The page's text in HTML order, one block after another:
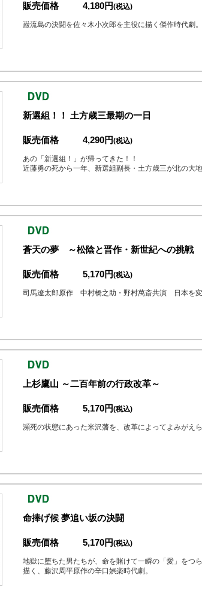
販売価格 4,180円(税込)
巌流島の決闘を佐々木小次郎を主役に描く傑作時代劇。
新選組！！ 土方歳三最期の一日
販売価格 4,290円(税込)
あの「新選組！」が帰ってきた！！
近藤勇の死から一年、新選組副長・土方歳三が北の大
蒼天の夢 ～松陰と晋作・新世紀への挑戦
販売価格 5,170円(税込)
司馬遼太郎原作 中村橋之助・野村萬斎共演 日本を
上杉鷹山 ～二百年前の行政改革～
販売価格 5,170円(税込)
瀕死の状態にあった米沢藩を、改革によってよみがえ
命捧げ候 夢追い坂の決闘
販売価格 5,170円(税込)
地獄に堕ちた男たちが、命を賭けて一瞬の「愛」をつ
描く、藤沢周平原作の辛口娯楽時代劇。